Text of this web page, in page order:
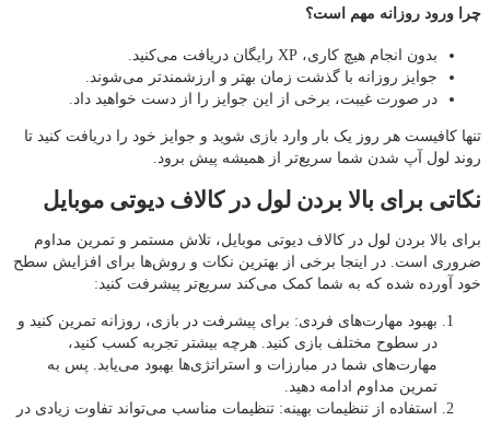
چرا ورود روزانه مهم است؟
بدون انجام هیچ کاری، XP رایگان دریافت می‌کنید.
جوایز روزانه با گذشت زمان بهتر و ارزشمندتر می‌شوند.
در صورت غیبت، برخی از این جوایز را از دست خواهید داد.
تنها کافیست هر روز یک‌ بار وارد بازی شوید و جوایز خود را دریافت کنید تا
روند لول آپ شدن شما سریع‌تر از همیشه پیش برود.
نکاتی برای بالا بردن لول در کالاف دیوتی موبایل
برای بالا بردن لول در کالاف دیوتی موبایل، تلاش مستمر و تمرین مداوم
ضروری است. در اینجا برخی از بهترین نکات و روش‌ها برای افزایش سطح
خود آورده شده که به شما کمک می‌کند سریع‌تر پیشرفت کنید:
بهبود مهارت‌های فردی: برای پیشرفت در بازی، روزانه تمرین کنید و
در سطوح مختلف بازی کنید. هرچه بیشتر تجربه کسب کنید،
مهارت‌های شما در مبارزات و استراتژی‌ها بهبود می‌یابد. پس به
تمرین مداوم ادامه دهید.
استفاده از تنظیمات بهینه: تنظیمات مناسب می‌تواند تفاوت زیادی در